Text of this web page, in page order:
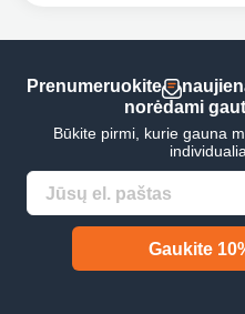
Prenumeruokite
norėdami
Būkite pirmi, kurie gauna
Gaukite